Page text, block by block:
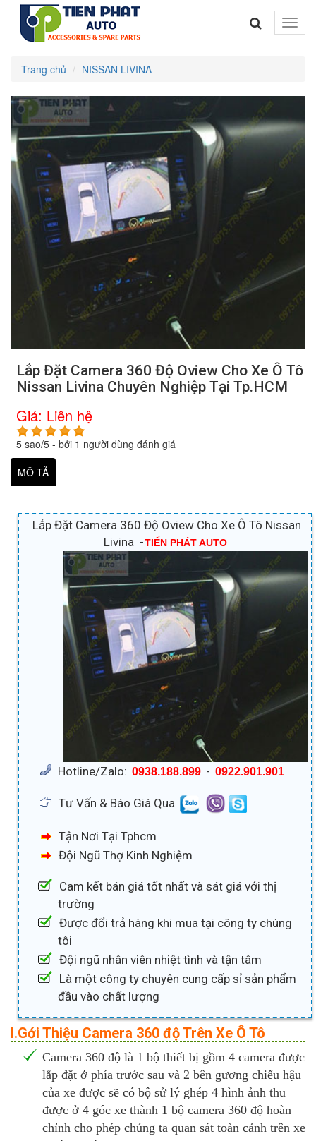
Toggle
Trang chủ NISSAN LIVINA
Lắp Đặt Camera 360 Độ Oview Cho Xe Ô Tô
Nissan Livina Chuyên Nghiệp Tại Tp.HCM
Giá: Liên hệ
5 sao/5 - bởi 1 người dùng đánh giá
MÔ TẢ
Lắp Đặt Camera 360 Độ Oview Cho Xe Ô Tô Nissan
Livina -TIẾN PHÁT AUTO
Hotline/Zalo: 0938.188.899 - 0922.901.901
Tư Vấn & Báo Giá Qua
Tận Nơi Tại Tphcm
Đội Ngũ Thợ Kinh Nghiệm
Cam kết bán giá tốt nhất và sát giá với thị
trường
Được đổi trả hàng khi mua tại công ty chúng
tôi
Đội ngũ nhân viên nhiệt tình và tận tâm
Là một công ty chuyên cung cấp sỉ sản phẩm
đầu vào chất lượng
I.Gới Thiệu Camera 360 độ Trên Xe Ô Tô
Camera 360 độ là 1 bộ thiết bị gồm 4 camera được
lắp đặt ở phía trước sau và 2 bên gương chiếu hậu
của xe được sẽ có bộ sử lý ghép 4 hình ảnh thu
được ở 4 góc xe thành 1 bộ camera 360 độ hoàn
chỉnh cho phép chúng ta quan sát toàn cảnh trên xe